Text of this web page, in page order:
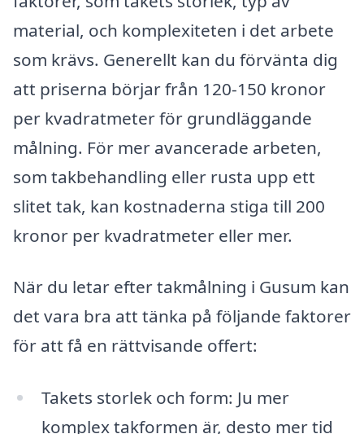
material, och komplexiteten i det arbete
som krävs. Generellt kan du förvänta dig
att priserna börjar från 120-150 kronor
per kvadratmeter för grundläggande
målning. För mer avancerade arbeten,
som takbehandling eller rusta upp ett
slitet tak, kan kostnaderna stiga till 200
kronor per kvadratmeter eller mer.
När du letar efter takmålning i Gusum kan
det vara bra att tänka på följande faktorer
för att få en rättvisande offert:
Takets storlek och form: Ju mer
komplex takformen är, desto mer tid